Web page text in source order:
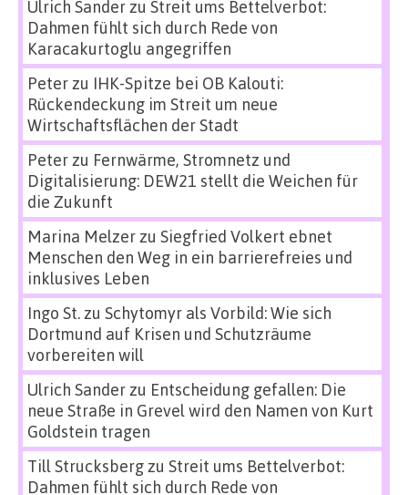
Ulrich Sanderzu Streit ums Bettelverbot:
Dahmen fühlt sich durch Rede von
Karacakurtoglu angegriffen
Peterzu IHK-Spitze bei OB Kalouti:
Rückendeckung im Streit um neue
Wirtschaftsflächen der Stadt
Peterzu Fernwärme, Stromnetz und
Digitalisierung: DEW21 stellt die Weichen für
die Zukunft
Marina Melzerzu Siegfried Volkert ebnet
Menschen den Weg in ein barrierefreies und
inklusives Leben
Ingo St.zu Schytomyr als Vorbild: Wie sich
Dortmund auf Krisen und Schutzräume
vorbereiten will
Ulrich Sanderzu Entscheidung gefallen: Die
neue Straße in Grevel wird den Namen von Kurt
Goldstein tragen
Till Strucksbergzu Streit ums Bettelverbot:
Dahmen fühlt sich durch Rede von